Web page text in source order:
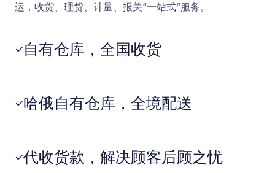
运，收货、理货、计量、报关“一站式”服务。
✓ 自有仓库，全国收货
✓哈俄自有仓库，全境配送
✓代收货款，解决顾客后顾之忧